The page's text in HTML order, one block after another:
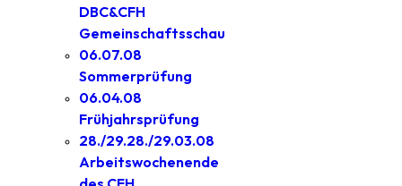
DBC&CFH
Gemeinschaftsschau
06.07.08
Sommerprüfung
06.04.08
Frühjahrsprüfung
28./29.28./29.03.08
Arbeitswochenende